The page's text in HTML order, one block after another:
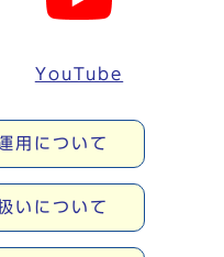
YouTube
用について
いについて